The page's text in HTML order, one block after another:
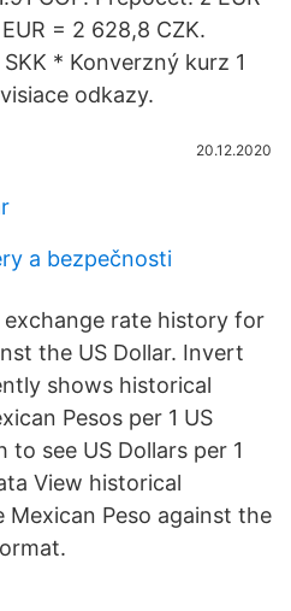
= 2 628,8 CZK.
* Konverzný kurz 1
odkazy.
20.12.2020
a bezpečnosti
rate history for
the US Dollar. Invert
shows historical
Pesos per 1 US
see US Dollars per 1
View historical
Peso against the